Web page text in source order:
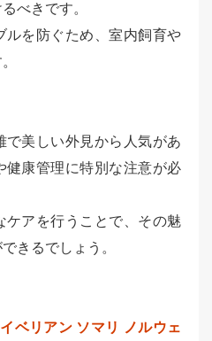
べきです。
ルを防ぐため、室内飼育や
で美しい外見から人気があ
健康管理に特別な注意が必
ケアを行うことで、その魅
きるでしょう。
ベリアン ソマリ ノルウェ